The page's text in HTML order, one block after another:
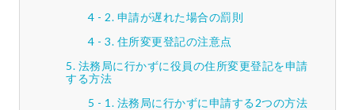
申請が遅れた場合の罰則
住所変更登記の注意点
法務局に行かずに役員の住所変更登記を申請
する方法
法務局に行かずに申請する2つの方法